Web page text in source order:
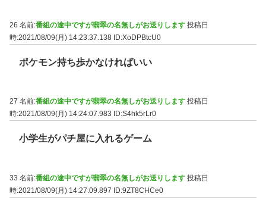
26 名前:番組の途中ですが翡翠の名無しがお送りします 投稿日
時:2021/08/09(月) 14:23:37.138 ID:XoDPBtcU0
ポケモン持ち歩かなければいい
27 名前:番組の途中ですが翡翠の名無しがお送りします 投稿日
時:2021/08/09(月) 14:24:07.983
ID:S4hk5rLr0
小学生がパチ屋に入れるゲーム
33 名前:番組の途中ですが翡翠の名無しがお送りします 投稿日
時:2021/08/09(月) 14:27:09.897
ID:9ZT8CHCe0